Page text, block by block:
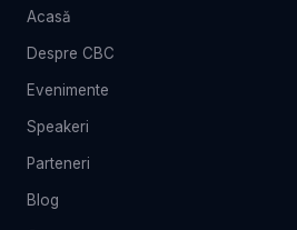
Acasă
Despre CBC
Evenimente
Speakeri
Parteneri
Blog